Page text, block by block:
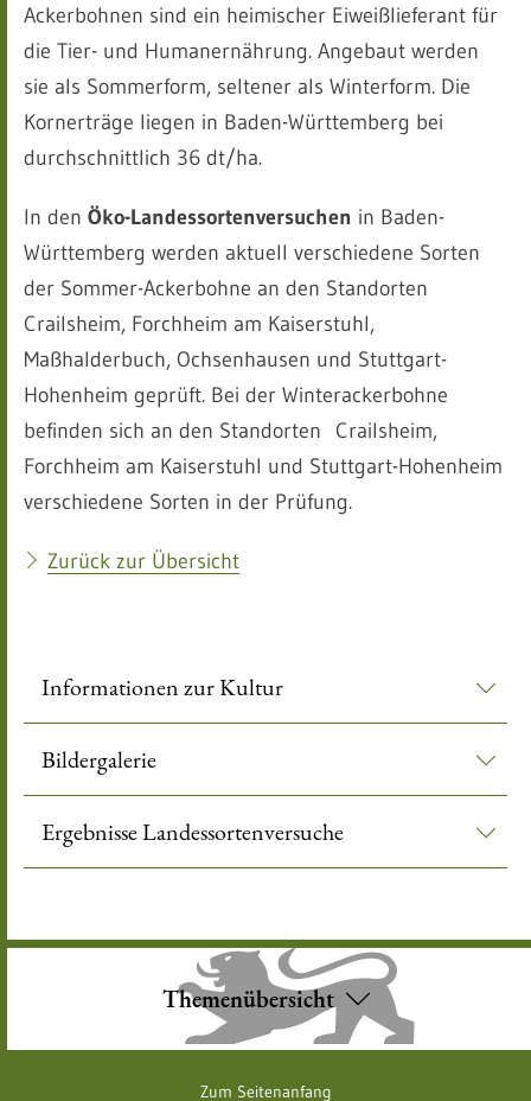
Ackerbohnen sind ein heimischer Eiweißlieferant für
die Tier- und Humanernährung. Angebaut werden
sie als Sommerform, seltener als Winterform. Die
Kornerträge liegen in Baden-Württemberg bei
durchschnittlich 36 dt/ha.
In den Öko-Landessortenversuchen in Baden-
Württemberg werden aktuell verschiedene Sorten
der Sommer-Ackerbohne an den Standorten
Crailsheim, Forchheim am Kaiserstuhl,
Maßhalderbuch, Ochsenhausen und Stuttgart-
Hohenheim geprüft. Bei der Winterackerbohne
befinden sich an den Standorten Crailsheim,
Forchheim am Kaiserstuhl und Stuttgart-Hohenheim
verschiedene Sorten in der Prüfung.
Zurück zur Übersicht
Informationen zur Kultur
Bildergalerie
Ergebnisse Landessortenversuche
Themenübersicht
Zum Seitenanfang